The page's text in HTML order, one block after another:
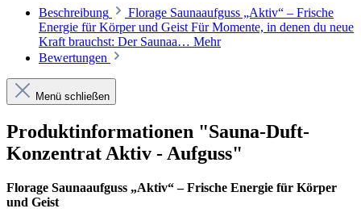
Beschreibung
Florage Saunaaufguss „Aktiv“ – Frische
Energie für Körper und Geist Für Momente, in denen du neue
Kraft brauchst: Der Saunaa… Mehr
Bewertungen
Menü schließen
Produktinformationen "Sauna-Duft-
Konzentrat Aktiv - Aufguss"
Florage Saunaaufguss „Aktiv“ – Frische Energie für Körper
und Geist